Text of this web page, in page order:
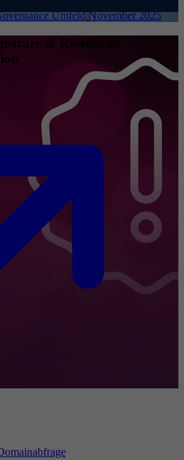
Umfeld November 2025
& Reseller zu